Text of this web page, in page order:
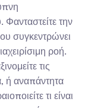
την
συγκεντρώνει
ροή.
τις
ή αναπάντητα
τι είναι